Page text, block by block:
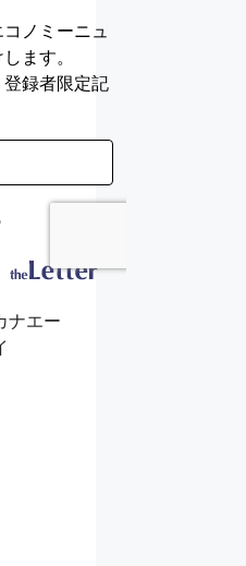
ナエー